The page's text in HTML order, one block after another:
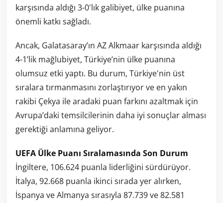
karşısında aldığı 3-0'lık galibiyet, ülke puanına
önemli katkı sağladı.
Ancak, Galatasaray’ın AZ Alkmaar karşısında aldığı
4-1’lik mağlubiyet, Türkiye’nin ülke puanına
olumsuz etki yaptı. Bu durum, Türkiye'nin üst
sıralara tırmanmasını zorlaştırıyor ve en yakın
rakibi Çekya ile aradaki puan farkını azaltmak için
Avrupa’daki temsilcilerinin daha iyi sonuçlar alması
gerektiği anlamına geliyor.
UEFA Ülke Puanı Sıralamasında Son Durum
İngiltere, 106.624 puanla liderliğini sürdürüyor.
İtalya, 92.668 puanla ikinci sırada yer alırken,
İspanya ve Almanya sırasıyla 87.739 ve 82.581